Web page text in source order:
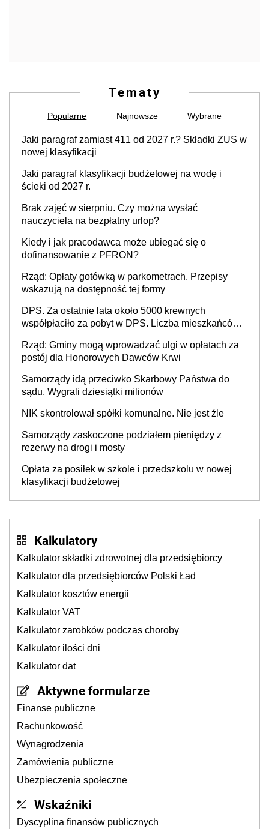
Tematy
Popularne Najnowsze Wybrane
Jaki paragraf zamiast 411 od 2027 r.? Składki ZUS w
nowej klasyfikacji
Jaki paragraf klasyfikacji budżetowej na wodę i
ścieki od 2027 r.
Brak zajęć w sierpniu. Czy można wysłać
nauczyciela na bezpłatny urlop?
Kiedy i jak pracodawca może ubiegać się o
dofinansowanie z PFRON?
Rząd: Opłaty gotówką w parkometrach. Przepisy
wskazują na dostępność tej formy
DPS. Za ostatnie lata około 5000 krewnych
współpłaciło za pobyt w DPS. Liczba mieszkańców
Rząd: Gminy mogą wprowadzać ulgi w opłatach za
postój dla Honorowych Dawców Krwi
Samorządy idą przeciwko Skarbowy Państwa do
sądu. Wygrali dziesiątki milionów
NIK skontrolował spółki komunalne. Nie jest źle
Samorządy zaskoczone podziałem pieniędzy z
rezerwy na drogi i mosty
Opłata za posiłek w szkole i przedszkolu w nowej
klasyfikacji budżetowej
Kalkulatory
Kalkulator składki zdrowotnej dla przedsiębiorcy
Kalkulator dla przedsiębiorców Polski Ład
Kalkulator kosztów energii
Kalkulator VAT
Kalkulator zarobków podczas choroby
Kalkulator ilości dni
Kalkulator dat
Aktywne formularze
Finanse publiczne
Rachunkowość
Wynagrodzenia
Zamówienia publiczne
Ubezpieczenia społeczne
Wskaźniki
Dyscyplina finansów publicznych